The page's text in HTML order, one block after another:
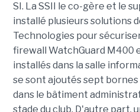
SI. La SSII le co-gère et le
installé plusieurs solutions
Technologies pour
firewall WatchGuard M400
installés dans la salle
se sont ajoutés sept
dans le bâtiment
stade du club. D'autre part,